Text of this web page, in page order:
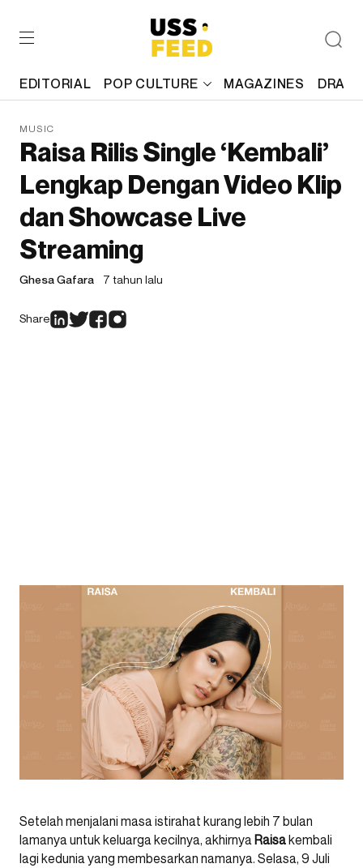
EDITORIAL POP CULTURE MAGAZINES
MUSIC
Raisa Rilis Single ‘Kembali’
Lengkap Dengan Video Klip
dan Showcase Live
Streaming
Ghesa Gafara 7 tahun lalu
Share
Setelah menjalani masa istirahat kurang lebih 7 bulan
lamanya untuk keluarga kecilnya, akhirnya Raisakembali
lagi kedunia yang membesarkan namanya. Selasa, 9 Juli